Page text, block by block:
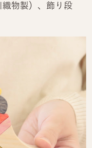
物製）、飾り段